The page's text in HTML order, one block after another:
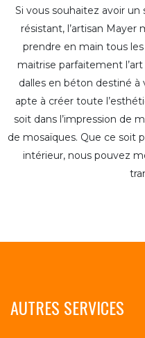
Si vous souhaitez avoir
résistant, l’artisan
prendre en main tous
maitrise parfaitement
dalles en béton destiné à
apte à créer toute
soit dans l’impression de
de mosaïques. Que ce soit
intérieur, nous pouvez
AUTRES SERVICES